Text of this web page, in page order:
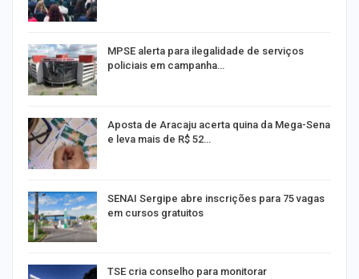
MPSE alerta para ilegalidade de serviços
policiais em campanha…
Aposta de Aracaju acerta quina da Mega-Sena
e leva mais de R$ 52…
SENAI Sergipe abre inscrições para 75 vagas
em cursos gratuitos
TSE cria conselho para monitorar